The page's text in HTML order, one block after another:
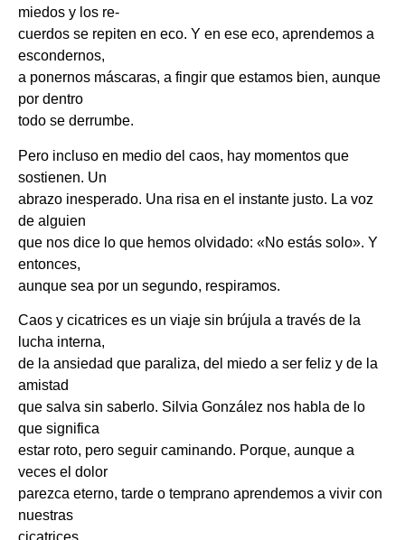
miedos y los re-
cuerdos se repiten en eco. Y en ese eco, aprendemos a
escondernos,
a ponernos máscaras, a fingir que estamos bien, aunque
por dentro
todo se derrumbe.
Pero incluso en medio del caos, hay momentos que
sostienen. Un
abrazo inesperado. Una risa en el instante justo. La voz
de alguien
que nos dice lo que hemos olvidado: «No estás solo». Y
entonces,
aunque sea por un segundo, respiramos.
Caos y cicatrices es un viaje sin brújula a través de la
lucha interna,
de la ansiedad que paraliza, del miedo a ser feliz y de la
amistad
que salva sin saberlo. Silvia González nos habla de lo
que significa
estar roto, pero seguir caminando. Porque, aunque a
veces el dolor
parezca eterno, tarde o temprano aprendemos a vivir con
nuestras
cicatrices.